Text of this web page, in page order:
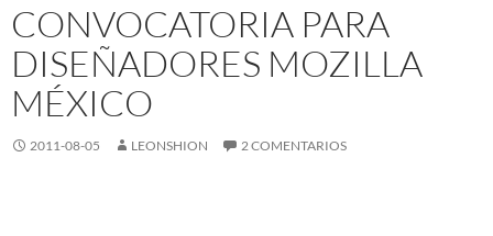
CONVOCATORIA PARA
DISEÑADORES MOZILLA
MÉXICO
2011-08-05 LEONSHION 2 COMENTARIOS